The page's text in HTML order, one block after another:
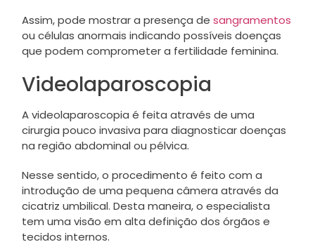
Assim, pode mostrar a presença de sangramentos
ou células anormais indicando possíveis doenças
que podem comprometer a fertilidade feminina.
Videolaparoscopia
A videolaparoscopia é feita através de uma
cirurgia pouco invasiva para diagnosticar doenças
na região abdominal ou pélvica.
Nesse sentido, o procedimento é feito com a
introdução de uma pequena câmera através da
cicatriz umbilical. Desta maneira, o especialista
tem uma visão em alta definição dos órgãos e
tecidos internos.